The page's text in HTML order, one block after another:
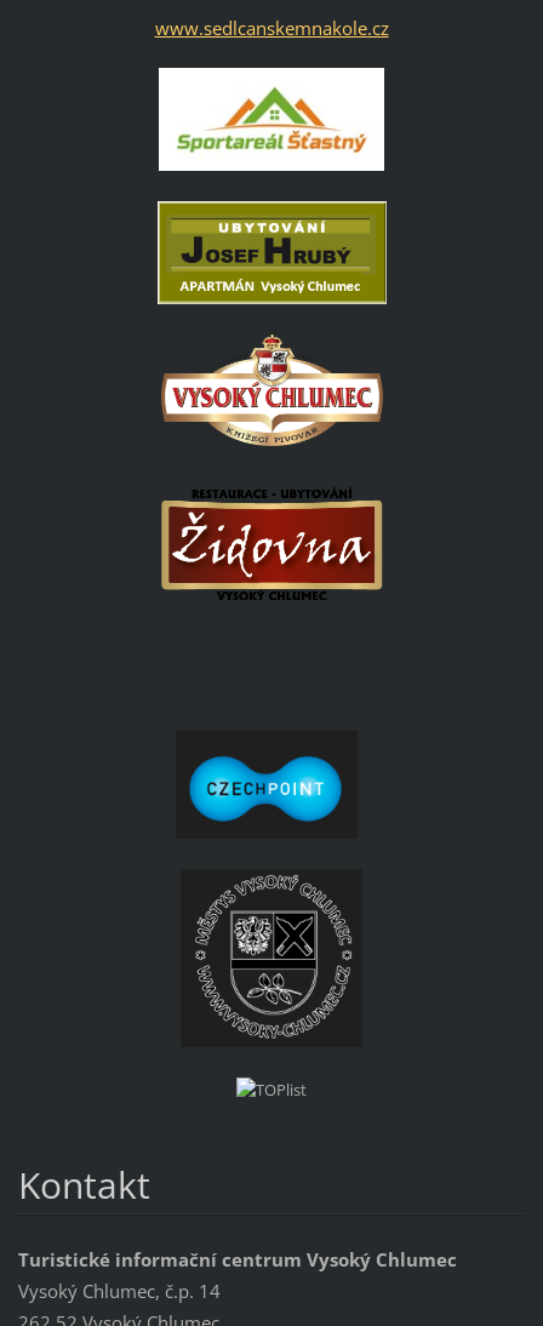
www.sedlcanskemnakole.cz
Kontakt
Turistické informační centrum Vysoký Chlumec
Vysoký Chlumec, č.p. 14